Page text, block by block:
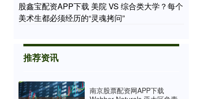
股鑫宝配资APP下载 美院 VS 综合类大学？每个
美术生都必须经历的“灵魂拷问”
推荐资讯
南京股票配资网APP下载